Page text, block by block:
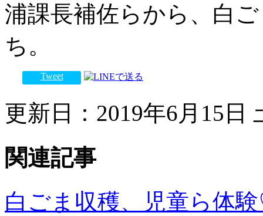
浦課長補佐らから、白
ち。
Tweet
更新日：2019年6月15日
関連記事
白ごま収穫、児童ら体